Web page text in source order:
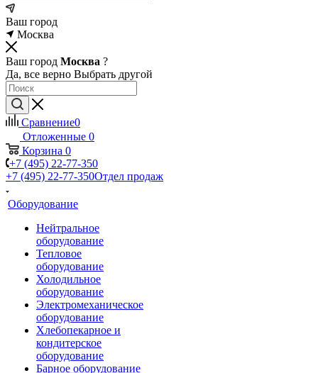
Ваш город
Москва
Ваш город Москва ?
Да, все верно Выбрать другой
Сравнение0
Отложенные 0
Корзина 0
+7 (495) 22-77-350
+7 (495) 22-77-350Отдел продаж
Оборудование
Нейтральное
оборудование
Тепловое
оборудование
Холодильное
оборудование
Электромеханическое
оборудование
Хлебопекарное и
кондитерское
оборудование
Барное оборудование